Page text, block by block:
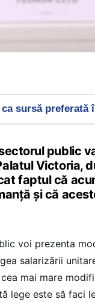
sursă preferată
public
Victoria,
faptul că
și că
voi prezenta
salarizării
mai mare
lege este să faci